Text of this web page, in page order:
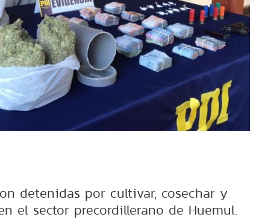
detenidas por cultivar, cosechar y
el sector precordillerano de Huemul.